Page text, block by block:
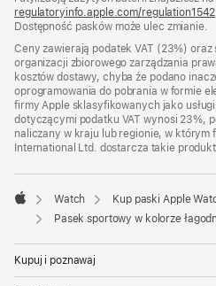
regulatoryinfo.apple.com/regulation1542
Dostępność pasków może ulec zmianie.
Ceny zawierają podatek VAT (23%) oraz
organizacji zbiorowego zarządzania
kosztów dostawy, chyba że podano
oprogramowania do pobrania w formie
firmy Apple sklasyfikowanych jako
dotyczącymi podatku VAT wynosi 23%,
naliczany w kraju lub regionie, w którym
International Ltd. dostarcza takie
Apple
Watch
Kup paski Apple
Pasek sportowy w kolorze
Kupuj i poznawaj